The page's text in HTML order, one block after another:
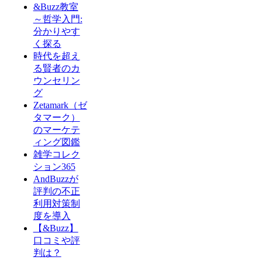
&Buzz教室
～哲学入門:
分かりやす
く探る
時代を超え
る賢者のカ
ウンセリン
グ
Zetamark（ゼ
タマーク）
のマーケテ
ィング図鑑
雑学コレク
ション365
AndBuzzが
評判の不正
利用対策制
度を導入
【&Buzz】
口コミや評
判は？